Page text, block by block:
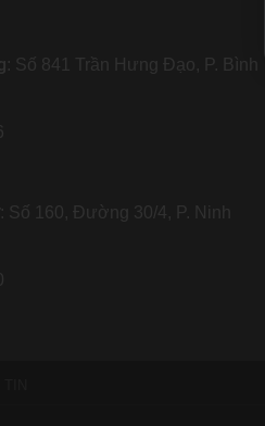
: Số 841 Trần Hưng Đạo, P. Bình
: Số 160, Đường 30/4, P. Ninh